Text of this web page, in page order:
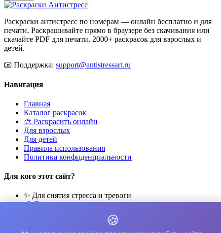
Раскраски антистресс по номерам — онлайн бесплатно и для
печати. Раскрашивайте прямо в браузере без скачивания или
скачайте PDF для печати. 2000+ раскрасок для взрослых и
детей.
📧 Поддержка: support@antistressart.ru
Навигация
Главная
Каталог раскрасок
🎨 Раскрасить онлайн
Для взрослых
Для детей
Правила использования
Политика конфиденциальности
Для кого этот сайт?
✨ Для снятия стресса и тревоги
🎨 Для развития креативности
🧘 Для медитации и расслабления
👨‍👩‍👧‍👦 Для семейного досуга
🍪